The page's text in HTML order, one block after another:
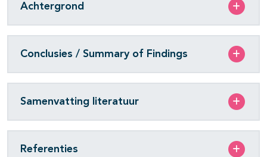
Achtergrond
Conclusies / Summary of Findings
Samenvatting literatuur
Referenties